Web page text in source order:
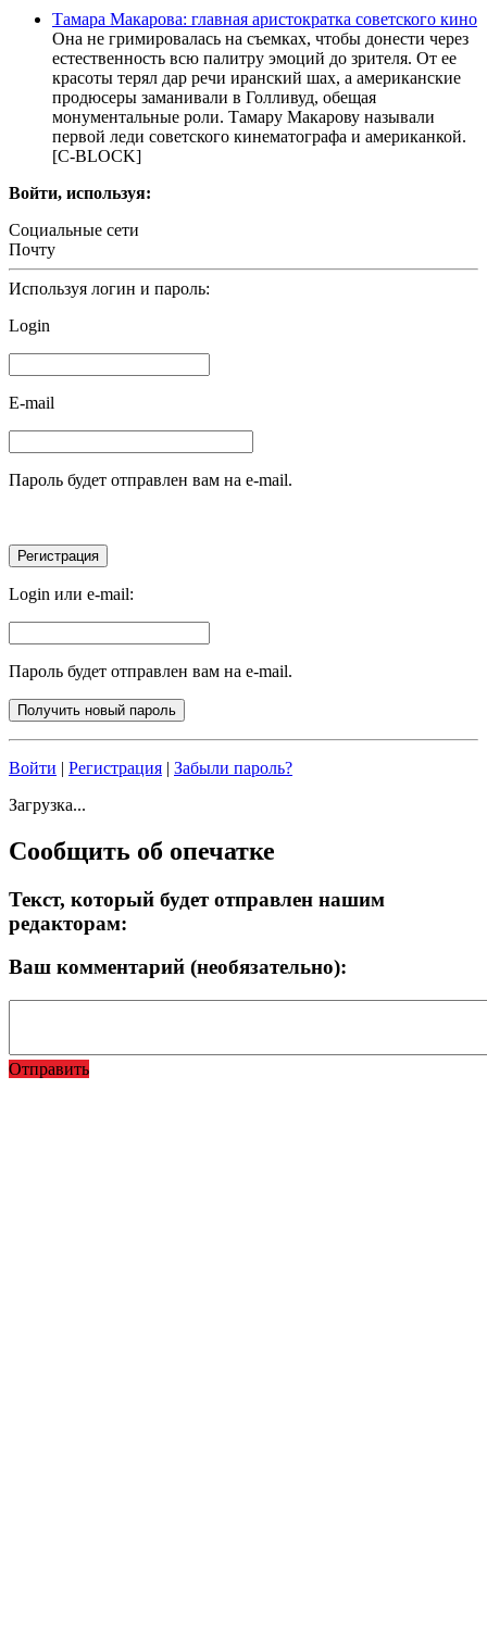
Тамара Макарова: главная аристократка советского кино
Она не гримировалась на съемках, чтобы донести через
естественность всю палитру эмоций до зрителя. От ее
красоты терял дар речи иранский шах, а американские
продюсеры заманивали в Голливуд, обещая
монументальные роли. Тамару Макарову называли
первой леди советского кинематографа и американкой.
[С-BLOCK]
Войти, используя:
Социальные сети
Почту
Используя логин и пароль:
Login
E-mail
Пароль будет отправлен вам на e-mail.
Login или e-mail:
Пароль будет отправлен вам на e-mail.
Войти | Регистрация | Забыли пароль?
Загрузка...
Сообщить об опечатке
Текст, который будет отправлен нашим
редакторам:
Ваш комментарий (необязательно):
Отправить